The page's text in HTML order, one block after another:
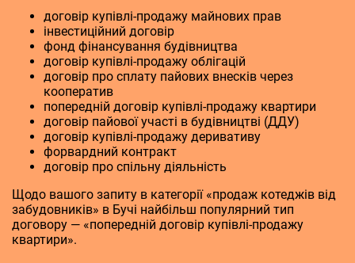
договір купівлі-продажу майнових прав
інвестиційний договір
фонд фінансування будівництва
договір купівлі-продажу облігацій
договір про сплату пайових внесків через
кооператив
попередній договір купівлі-продажу квартири
договір пайової участі в будівництві (ДДУ)
договір купівлі-продажу деривативу
форвардний контракт
договір про спільну діяльність
Щодо вашого запиту в категорії «продаж котеджів від
забудовників» в Бучі найбільш популярний тип
договору — «попередній договір купівлі-продажу
квартири».